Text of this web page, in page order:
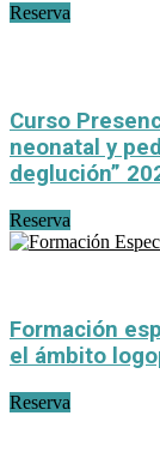
Reserva
Curso
neonatal y
deglución”
Reserva
Formación
el ámbito
Reserva